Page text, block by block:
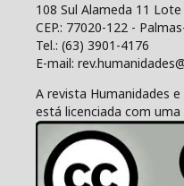
108 Sul Alameda 11 Lote
CEP.: 77020-122 -
Tel.: (63) 3901-4176
E-mail:
A revista Humanidades
está licenciada com